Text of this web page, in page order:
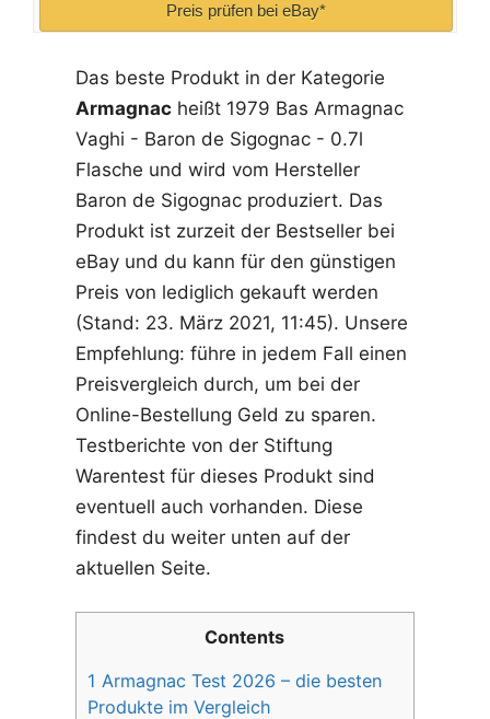
Preis prüfen bei eBay*
Das beste Produkt in der Kategorie
Armagnacheißt 1979 Bas Armagnac
Vaghi - Baron de Sigognac - 0.7l
Flasche und wird vom Hersteller
Baron de Sigognac produziert. Das
Produkt ist zurzeit der Bestseller bei
eBay und du kann für den günstigen
Preis von lediglich gekauft werden
(Stand: 23. März 2021, 11:45). Unsere
Empfehlung: führe in jedem Fall einen
Preisvergleich durch, um bei der
Online-Bestellung Geld zu sparen.
Testberichte von der Stiftung
Warentest für dieses Produkt sind
eventuell auch vorhanden. Diese
findest du weiter unten auf der
aktuellen Seite.
Contents
1 Armagnac Test 2026 – die besten
Produkte im Vergleich